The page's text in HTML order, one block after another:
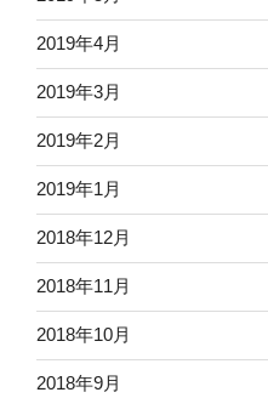
2019年4月
2019年3月
2019年2月
2019年1月
2018年12月
2018年11月
2018年10月
2018年9月